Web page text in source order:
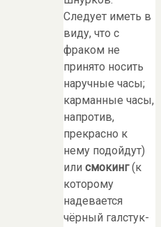
Следует иметь в
виду, что с
фраком не
принято носить
наручные часы;
карманные часы,
напротив,
прекрасно к
нему подойдут)
или смокинг(к
которому
надевается
чёрный галстук-